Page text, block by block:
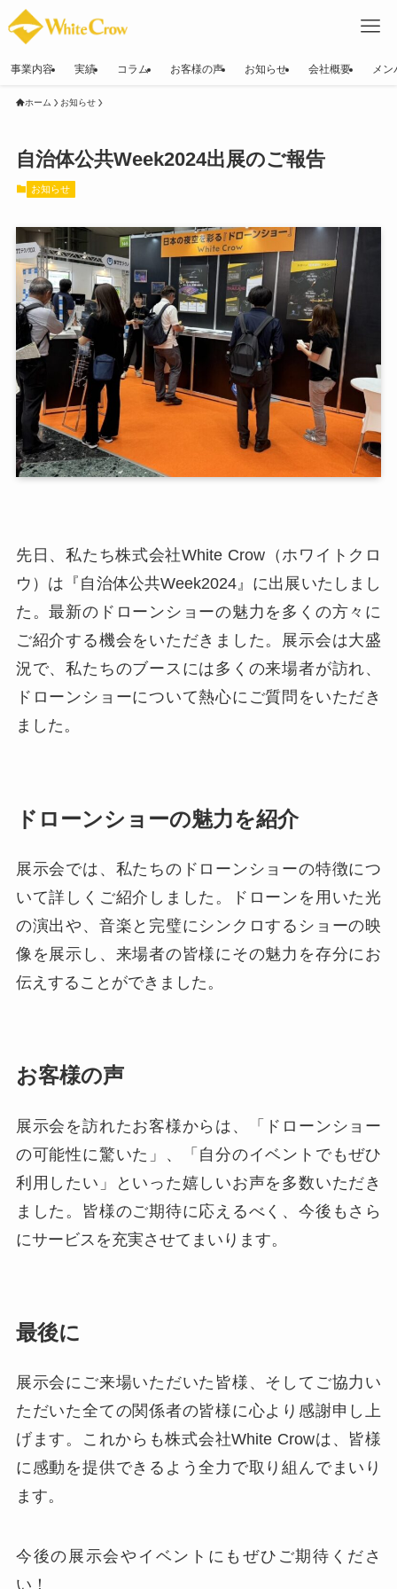
事業内容 実績 コラム お客様の声 お知らせ 会社概要 メン
ホーム お知らせ
自治体公共Week2024出展のご報告
お知らせ
先日、私たち株式会社White Crow（ホワイトクロ
ウ）は『自治体公共Week2024』に出展いたしまし
た。最新のドローンショーの魅力を多くの方々に
ご紹介する機会をいただきました。展示会は大盛
況で、私たちのブースには多くの来場者が訪れ、
ドローンショーについて熱心にご質問をいただき
ました。
ドローンショーの魅力を紹介
展示会では、私たちのドローンショーの特徴につ
いて詳しくご紹介しました。ドローンを用いた光
の演出や、音楽と完璧にシンクロするショーの映
像を展示し、来場者の皆様にその魅力を存分にお
伝えすることができました。
お客様の声
展示会を訪れたお客様からは、「ドローンショー
の可能性に驚いた」、「自分のイベントでもぜひ
利用したい」といった嬉しいお声を多数いただき
ました。皆様のご期待に応えるべく、今後もさら
にサービスを充実させてまいります。
最後に
展示会にご来場いただいた皆様、そしてご協力い
ただいた全ての関係者の皆様に心より感謝申し上
げます。これからも株式会社White Crowは、皆様
に感動を提供できるよう全力で取り組んでまいり
ます。
今後の展示会やイベントにもぜひご期待くださ
い！